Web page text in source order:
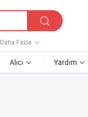
Daha Fazla
Alıcı Yardım